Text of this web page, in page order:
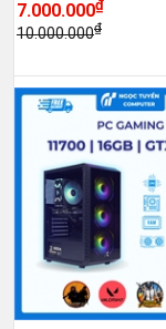
7.000.000₫
10.000.000₫